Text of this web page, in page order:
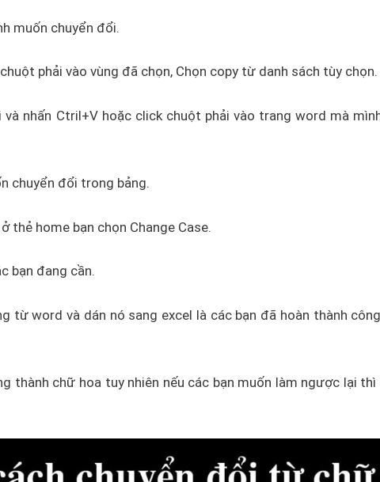
muốn chuyển đổi.
phải vào vùng đã chọn, Chọn copy từ danh sách tùy chọn.
nhấn Ctril+V hoặc click chuột phải vào trang word mà
chuyển đổi trong bảng.
thẻ home bạn chọn Change Case.
bạn đang cần.
từ word và dán nó sang excel là các bạn đã hoàn thành
thành chữ hoa tuy nhiên nếu các bạn muốn làm ngược lại thì